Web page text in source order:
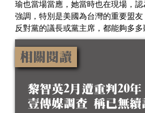
瑜也當場當應，她當時也在現場，
強調，特別是美國為台灣的重要盟
反對黨的議長或黨主席，都能夠多多
相關閱讀
黎智英2月遭重判20
壹傳媒調查 稱已無續